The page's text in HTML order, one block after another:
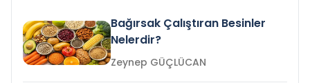
Bağırsak Çalıştıran Besinler
Nelerdir?
Zeynep GÜÇLÜCAN